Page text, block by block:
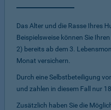
Das Alter und die Rasse Ihres
Beispielsweise können Sie
2) bereits ab dem 3.
Monat versichern.
Durch eine Selbstbeteiligung
und zahlen in diesem Fall nur
Zusätzlich haben Sie die